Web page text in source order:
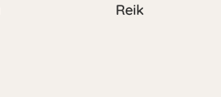
Reik